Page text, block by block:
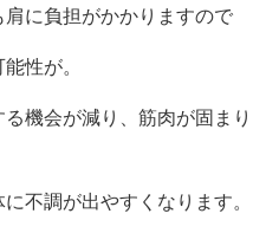
に負担がかかりますので
性が。
機会が減り、筋肉が固まり
不調が出やすくなります。